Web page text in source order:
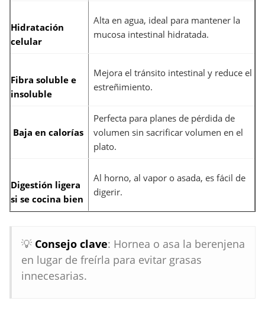
Hidratación
celular
Alta en agua, ideal para mantener la
mucosa intestinal hidratada.
Fibra soluble e
insoluble
Mejora el tránsito intestinal y reduce el
estreñimiento.
Baja en calorías
Perfecta para planes de pérdida de
volumen sin sacrificar volumen en el
plato.
Digestión ligera
si se cocina bien
Al horno, al vapor o asada, es fácil de
digerir.
💡 Consejo clave: Hornea o asa la berenjena
en lugar de freírla para evitar grasas
innecesarias.